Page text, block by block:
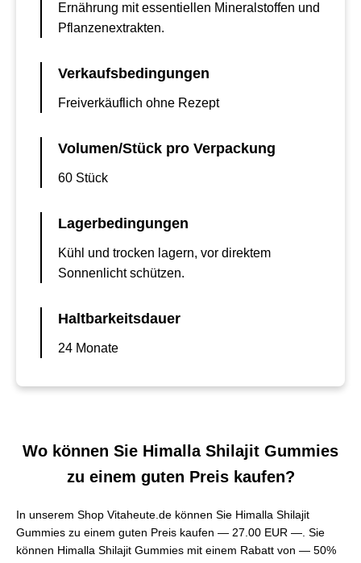
Ernährung mit essentiellen Mineralstoffen und
Pflanzenextrakten.
Verkaufsbedingungen
Freiverkäuflich ohne Rezept
Volumen/Stück pro Verpackung
60 Stück
Lagerbedingungen
Kühl und trocken lagern, vor direktem
Sonnenlicht schützen.
Haltbarkeitsdauer
24 Monate
Wo können Sie Himalla Shilajit Gummies
zu einem guten Preis kaufen?
In unserem Shop Vitaheute.de können Sie Himalla Shilajit
Gummies zu einem guten Preis kaufen — 27.00 EUR — . Sie
können Himalla Shilajit Gummies mit einem Rabatt von — 50%